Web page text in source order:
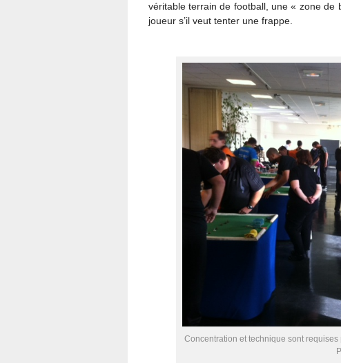
véritable terrain de football, une « zone
joueur s’il veut tenter une frappe.
Concentration et technique sont